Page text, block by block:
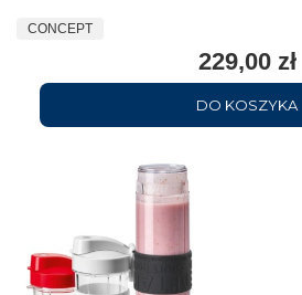
CONCEPT
229,00 zł
DO KOSZYKA